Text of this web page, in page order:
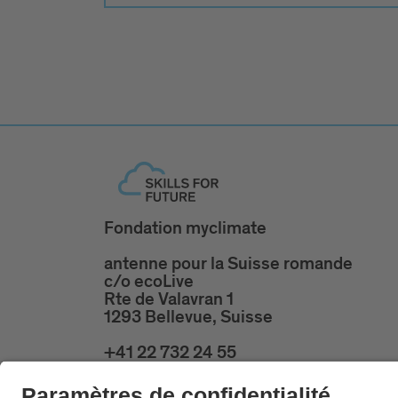
Fondation myclimate
antenne pour la Suisse romande
c/o ecoLive
Rte de Valavran 1
1293 Bellevue, Suisse
+41 22 732 24 55